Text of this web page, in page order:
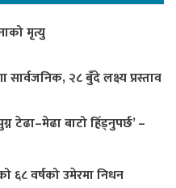
मृत्यु
सार्वजनिक, २८ बुँदे लक्ष्य प्रस्ताव
टेढा–मेढा बाटो हिँड्नुपर्छ’ –
६८ वर्षको उमेरमा निधन